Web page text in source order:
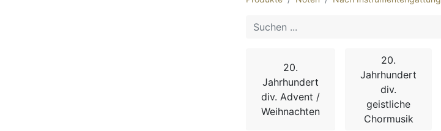
20.
Jahrhundert
div. Advent /
Weihnachten
20.
Jahrhundert
div.
geistliche
Chormusik